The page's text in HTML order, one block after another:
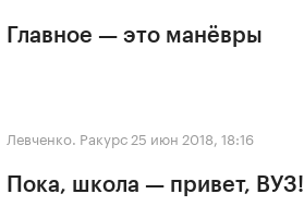
Главное — это манёвры
Левченко. Ракурс 25 июн 2018, 18:16
Пока, школа — привет, ВУЗ!